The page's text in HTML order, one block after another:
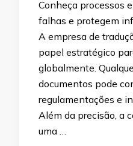
Conheça processos
falhas e protegem
A empresa de
papel estratégico
globalmente.
documentos pode
regulamentações e
Além da precisão, a
uma …